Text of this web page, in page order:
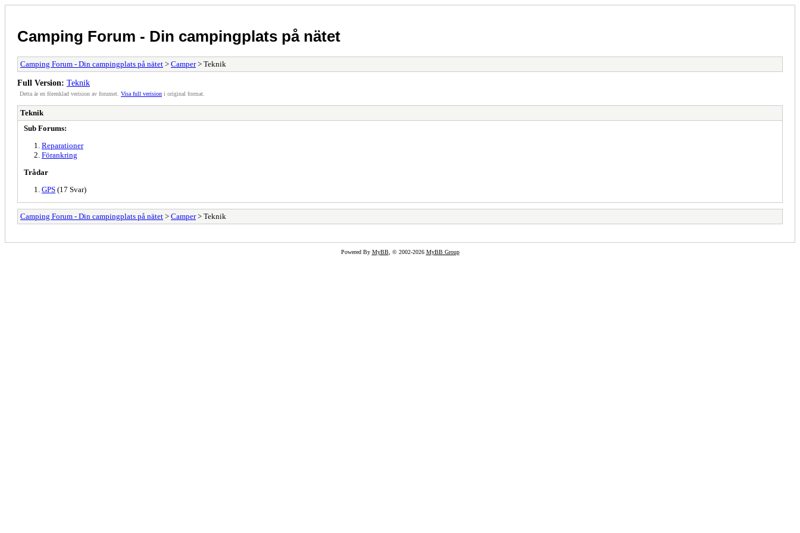
Camping Forum - Din campingplats på nätet
Camping Forum - Din campingplats på nätet > Camper> Teknik
Full Version: Teknik
Detta är en förenklad verision av forumet. Visa full verision i original format.
Teknik
Sub Forums:
Reparationer
Förankring
Trådar
GPS (17 Svar)
Camping Forum - Din campingplats på nätet > Camper> Teknik
Powered By MyBB, © 2002-2026 MyBB Group